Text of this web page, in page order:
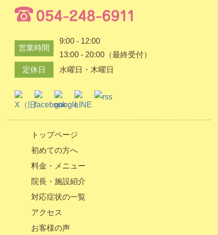
営業時間
9:00 - 12:00
13:00 - 20:00（最終受付）
定休日
水曜日・木曜日
トップページ
初めての方へ
料金・メニュー
院長・施設紹介
対応症状の一覧
アクセス
お客様の声